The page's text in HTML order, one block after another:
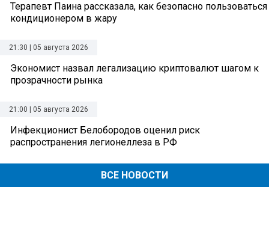
Терапевт Паина рассказала, как безопасно пользоваться
кондиционером в жару
21:30 | 05 августа 2026
Экономист назвал легализацию криптовалют шагом к
прозрачности рынка
21:00 | 05 августа 2026
Инфекционист Белобородов оценил риск
распространения легионеллеза в РФ
ВСЕ НОВОСТИ